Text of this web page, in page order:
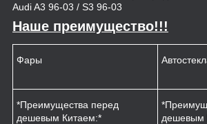
Audi A3 96-03 / S3 96-03
Наше преимущество!!!
Фары
*Преимущества перед
дешевым Китаем:*
дешевым